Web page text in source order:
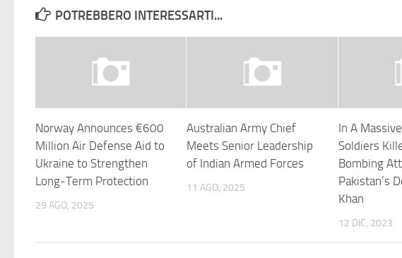
POTREBBERO INTERESSARTI...
Norway Announces €600
Million Air Defense Aid to
Ukraine to Strengthen
Long-Term Protection
29 AGO, 2025
Australian Army Chief
Meets Senior Leadership
of Indian Armed Forces
11 AGO, 2025
In A
Soldiers
Bombing
Pakistan’s
Khan
12 DIC, 2023